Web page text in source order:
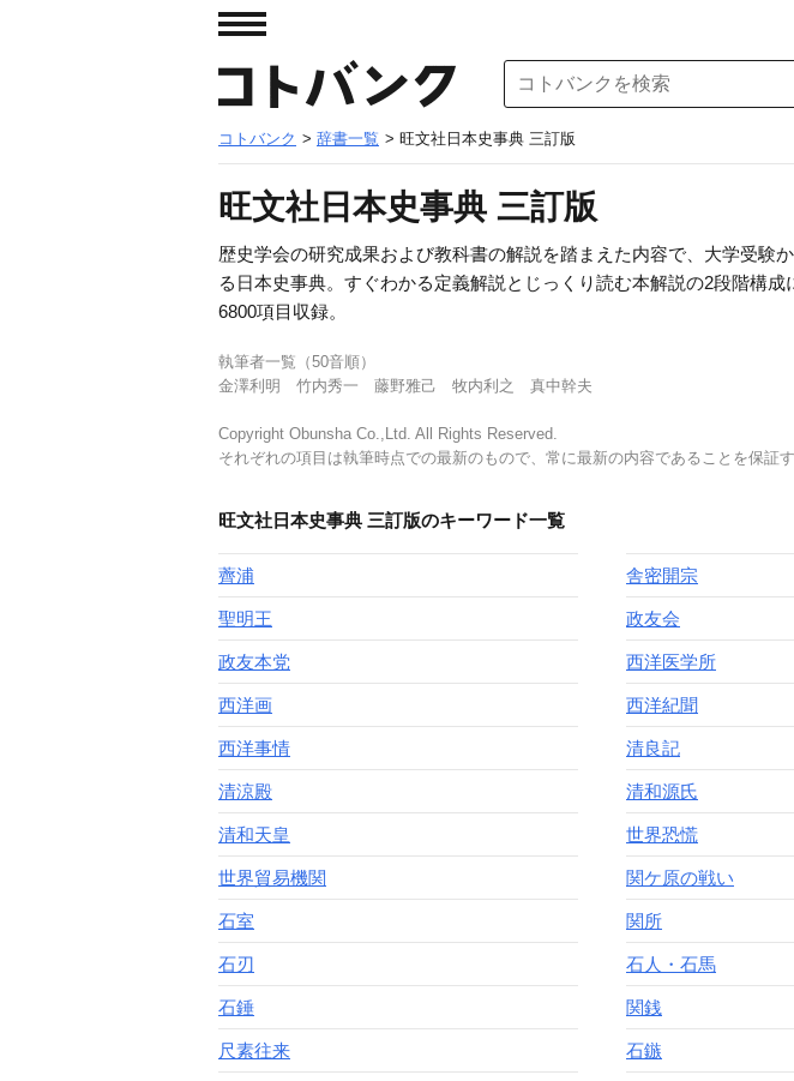
コトバンク > 辞書一覧 > 旺文社日本史事典 三訂版
旺文社日本史事典 三訂版
歴史学会の研究成果および教科書の解説を踏まえた内容で、大学受験
る日本史事典。すぐわかる定義解説とじっくり読む本解説の2段階構成
6800項目収録。
執筆者一覧（50音順）
金澤利明 竹内秀一 藤野雅己 牧内利之 真中幹夫
Copyright Obunsha Co.,Ltd. All Rights Reserved.
それぞれの項目は執筆時点での最新のもので、常に最新の内容であることを保証
旺文社日本史事典 三訂版のキーワード一覧
薺浦 舎密開宗
聖明王 政友会
政友本党 西洋医学所
西洋画 西洋紀聞
西洋事情 清良記
清涼殿 清和源氏
清和天皇 世界恐慌
世界貿易機関 関ケ原の戦い
石室 関所
石刃 石人・石馬
石錘 関銭
尺素往来 石鏃